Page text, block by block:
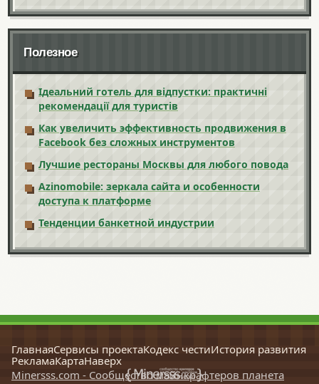
Полезное
Ідеальний готель для відпустки: практичні
рекомендації для туристів
Как увеличить эффективность продвижения в
Facebook без сложных инструментов
Лучшие рестораны Москвы для любого повода
Azinomobile: зеркала сайта и особенности
доступа к платформе
Тенденции банкетной индустрии
ГлавнаяСервисы проектаКодекс честиИстория развития
РекламаКартаНаверх
Minersss.com - Сообщество майнкрафтеров планета